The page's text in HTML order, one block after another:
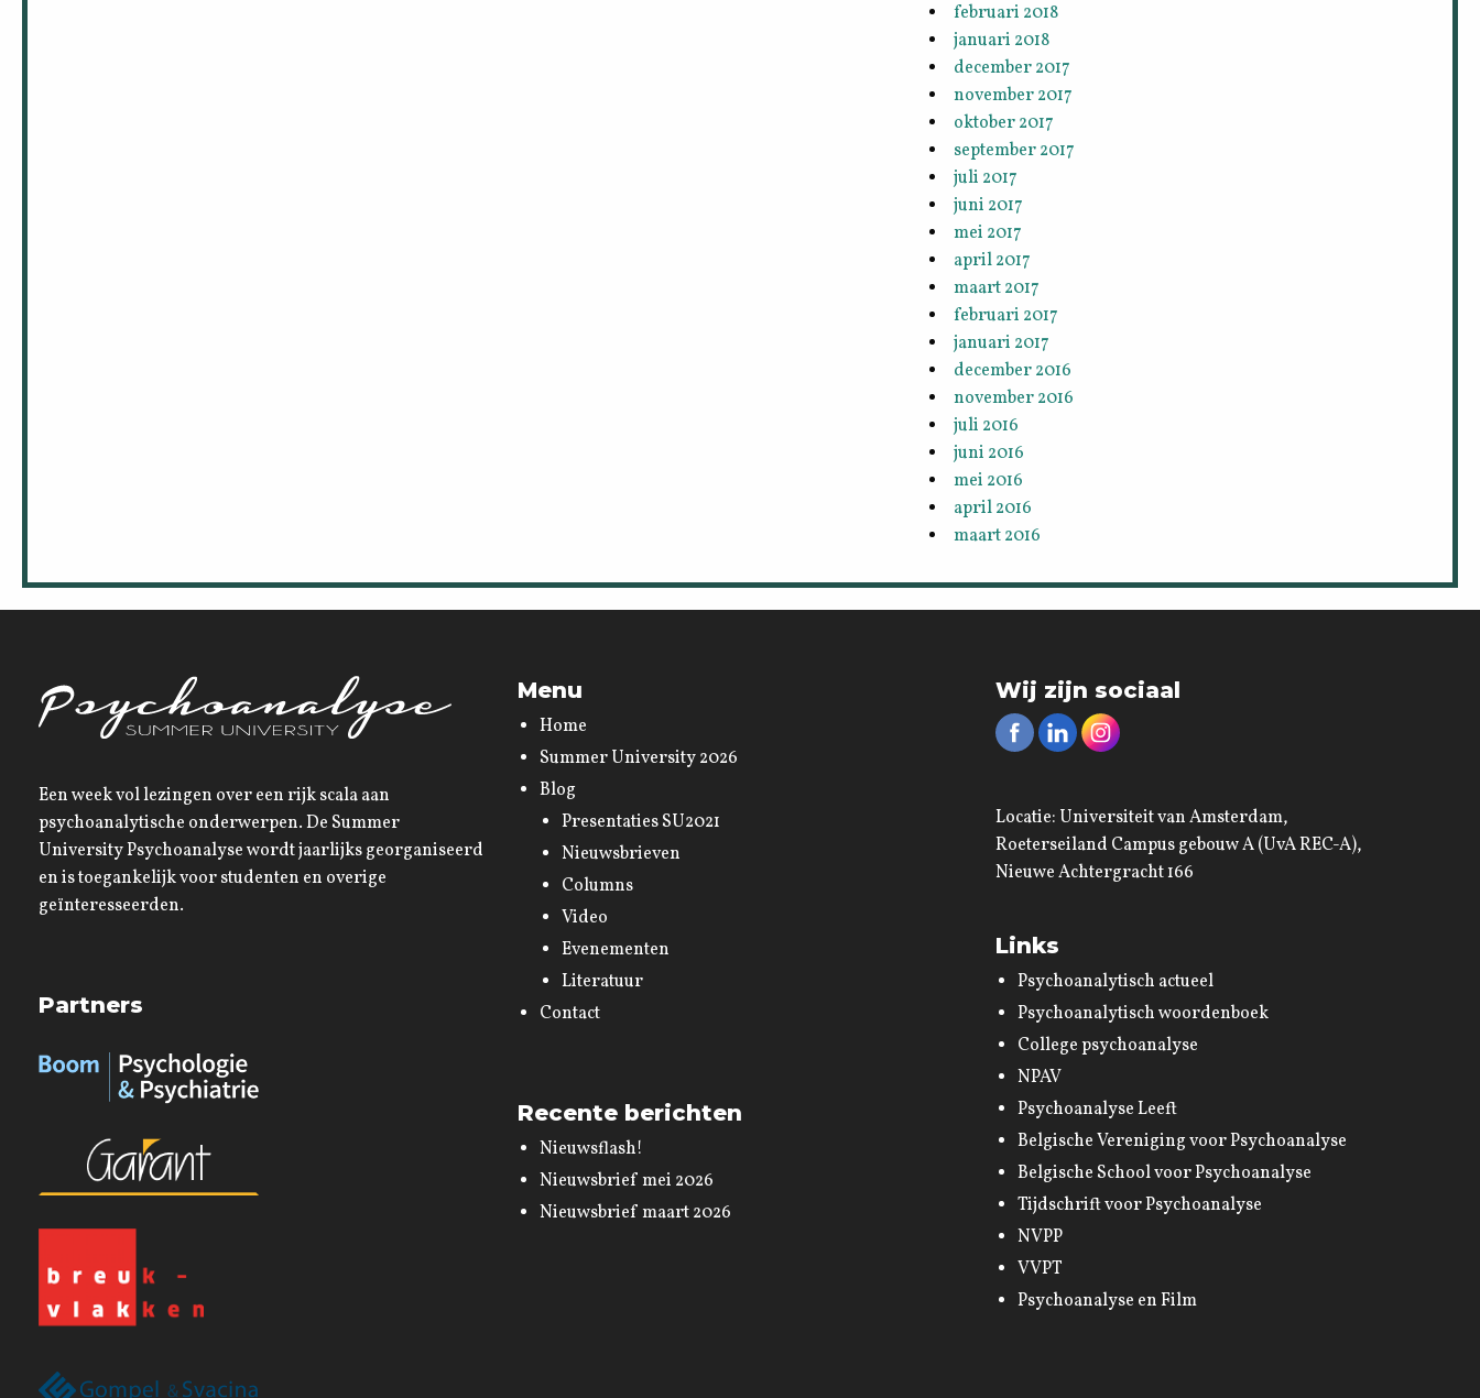
februari 2018
januari 2018
december 2017
november 2017
oktober 2017
september 2017
juli 2017
juni 2017
mei 2017
april 2017
maart 2017
februari 2017
januari 2017
december 2016
november 2016
juli 2016
juni 2016
mei 2016
april 2016
maart 2016
Een week vol lezingen over een rijk scala aan
psychoanalytische onderwerpen. De Summer
University Psychoanalyse wordt jaarlijks georganiseerd
en is toegankelijk voor studenten en overige
geïnteresseerden.
Partners
Menu
Home
Summer University 2026
Blog
Presentaties SU2021
Nieuwsbrieven
Columns
Video
Evenementen
Literatuur
Contact
Recente berichten
Nieuwsflash!
Nieuwsbrief mei 2026
Nieuwsbrief maart 2026
Wij zijn sociaal
Locatie: Universiteit van Amsterdam,
Roeterseiland Campus gebouw A (UvA REC-A),
Nieuwe Achtergracht 166
Links
Psychoanalytisch actueel
Psychoanalytisch woordenboek
College psychoanalyse
NPAV
Psychoanalyse Leeft
Belgische Vereniging voor Psychoanalyse
Belgische School voor Psychoanalyse
Tijdschrift voor Psychoanalyse
NVPP
VVPT
Psychoanalyse en Film